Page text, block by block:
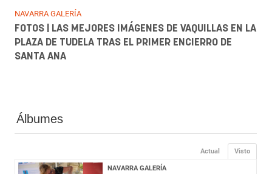
NAVARRA GALERÍA
FOTOS | LAS MEJORES IMÁGENES DE VAQUILLAS EN LA
PLAZA DE TUDELA TRAS EL PRIMER ENCIERRO DE
SANTA ANA
Álbumes
Visto
Actual
NAVARRA GALERÍA